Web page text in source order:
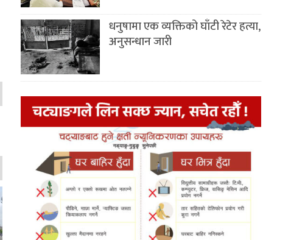
धनुषामा एक व्यक्तिको घाँटी रेटेर हत्या,
अनुसन्धान जारी